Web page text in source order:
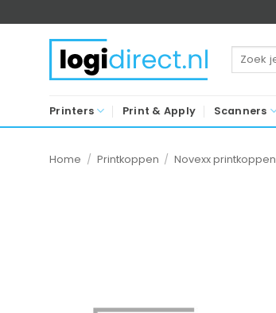
naar
Zoeken
Printers Print & Apply Scanners
Home / Printkoppen / Novexx printkoppen